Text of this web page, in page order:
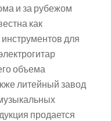
и за рубежом
как
для
объема
литейный завод
продается